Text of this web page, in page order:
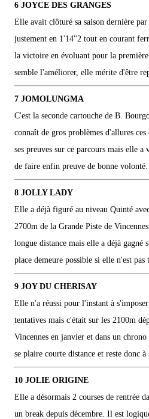
6 JOYCE DES GRANGES
Elle avait clôturé sa saison dernière par
justement en 1'14''2 tout en courant
la victoire en évoluant pour la
semble l'améliorer, elle mérite d'être
7 JOMOLUNGMA
C'est la seconde cartouche de B.
connaît de gros problèmes d'allures
ses preuves sur ce parcours mais elle a
de faire enfin preuve de bonne
8 JOLLY LADY
Elle a déjà figuré au niveau Quinté
2700m de la Grande Piste de
longue distance mais elle a déjà gagné
place demeure possible si elle n'est pas
9 JOY DU CHERISAY
Elle n'a réussi pour l'instant à
tentatives mais c'était sur les 2100m
Vincennes en janvier et dans un
se plaire courte distance et reste donc
10 JOLIE ORIGINE
Elle a désormais 2 courses de rentrée
un break depuis décembre. Il est